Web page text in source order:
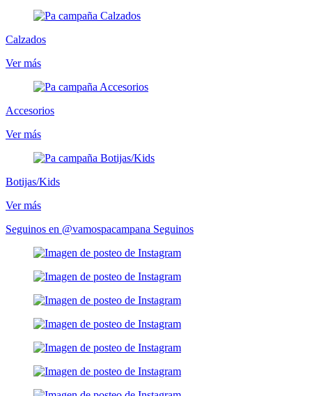
Calzados
Ver más
Accesorios
Ver más
Botijas/Kids
Ver más
Seguinos en @vamospacampana Seguinos